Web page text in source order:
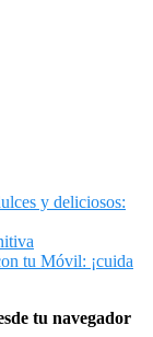
y deliciosos:
tu Móvil: ¡cuida
tu navegador